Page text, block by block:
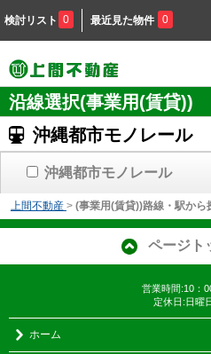
検討リスト 0 最近見た物件 0
沿線選択(事業用(賃貸))
沖縄都市モノレール
沖縄都市モノレール
上間不動産 > (事業用(賃貸))路線・駅から
ページト
営業時間:10：
定休日:日曜
ホーム